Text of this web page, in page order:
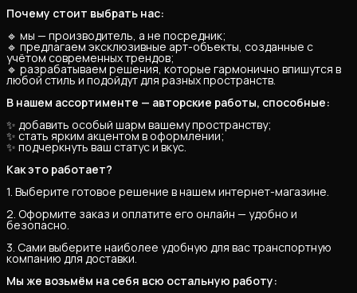
Почему стоит выбрать нас:
🔹 мы — производитель, а не посредник;
🔹 предлагаем эксклюзивные арт-объекты, созданные с
учётом современных трендов;
🔹 разрабатываем решения, которые гармонично впишутся в
любой стиль и подойдут для разных пространств.
В нашем ассортименте — авторские работы, способные:
✨ добавить особый шарм вашему пространству;
✨ стать ярким акцентом в оформлении;
✨ подчеркнуть ваш статус и вкус.
Как это работает?
1. Выберите готовое решение в нашем интернет-магазине.
2. Оформите заказ и оплатите его онлайн — удобно и
безопасно.
3. Сами выберите наиболее удобную для вас транспортную
компанию для доставки.
Мы же возьмём на себя всю остальную работу: